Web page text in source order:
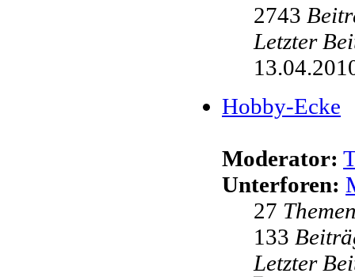
2743
Letzter
Hobby-Ecke
Moderator:
Unterforen:
27
133
Letzter